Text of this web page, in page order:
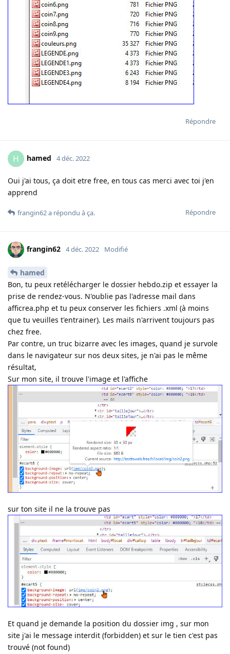
Répondre
H hamed 4 déc. 2022
Oui j'ai tous, ça doit etre free, en tous cas merci avec toi j'en
apprend
Répondre
frangin62a répondu à ça.
frangin62 4 déc. 2022 Modifié
hamed
Bon, tu peux retélécharger le dossier hebdo.zip et essayer la
prise de rendez-vous. N'oublie pas l'adresse mail dans
afficrea.php et tu peux conserver les fichiers .xml (à moins
que tu veuilles t'entrainer). Les mails n'arrivent toujours pas
chez free.
Par contre, un truc bizarre avec les images, quand je survole
dans le navigateur sur nos deux sites, je n'ai pas le même
résultat,
Sur mon site, il trouve l'image et l'affiche
sur ton site il ne la trouve pas
Et quand je demande la position du dossier img , sur mon
site j'ai le message interdit (forbidden) et sur le tien c'est pas
trouvé (not found)